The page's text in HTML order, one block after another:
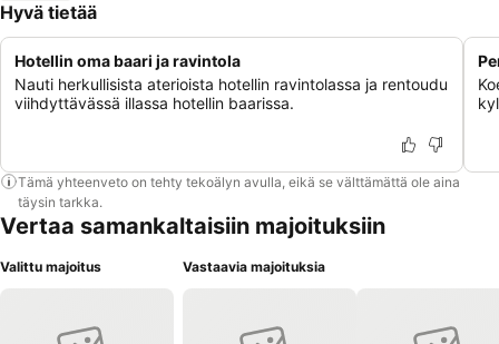
Hyvä tietää
Hotellin oma baari ja ravintola
Nauti herkullisista aterioista hotellin ravintolassa ja rentoudu
viihdyttävässä illassa hotellin baarissa.
Tämä yhteenveto on tehty tekoälyn avulla, eikä se välttämättä ole aina
täysin tarkka.
Vertaa samankaltaisiin majoituksiin
Valittu majoitus Vastaavia majoituksia